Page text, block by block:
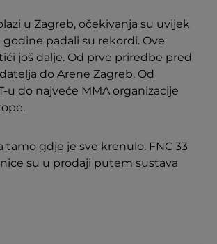
u Zagreb, očekivanja su uvijek
godine padali su rekordi. Ove
još dalje. Od prve priredbe pred
do Arene Zagreb. Od
u do najveće MMA organizacije
tamo gdje je sve krenulo. FNC 33
su u prodaji putem sustava